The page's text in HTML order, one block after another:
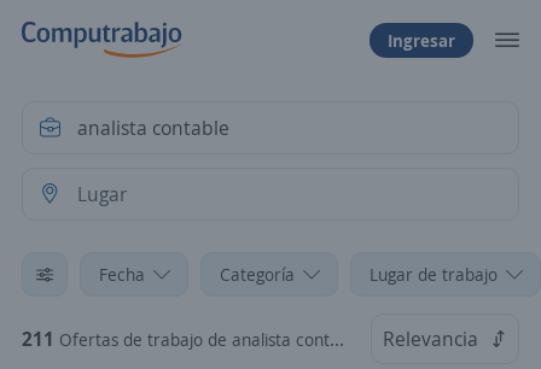
Ingresar
Fecha Categoría Lugar de trabajo
211 Ofertas de trabajo de analista contable Relevancia